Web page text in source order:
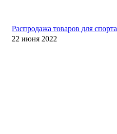
Распродажа товаров для спорта
22 июня 2022